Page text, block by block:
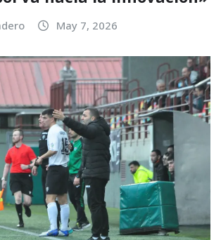
May 7, 2026